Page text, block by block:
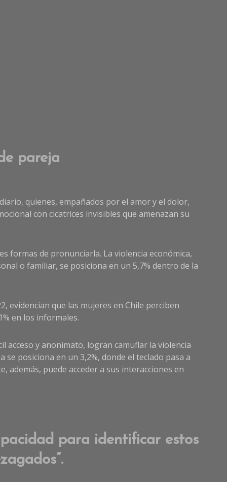
pareja
quienes, empañados por el amor y el dolor,
con cicatrices invisibles que amenazan su
formas de pronunciarla. La violencia económica,
o familiar, se posiciona en un 5,7% dentro de la
evidencian que las mujeres en Chile perciben
en los informales.
acceso y anonimato, logran camuflar la violencia
posiciona en un 3,2%, donde el teclado pasa a
puede acceder a sus interacciones en
para identificar estos